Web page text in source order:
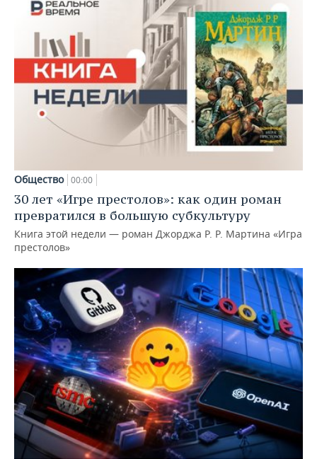
Общество 00:00
30 лет «Игре престолов»: как один роман
превратился в большую субкультуру
Книга этой недели — роман Джорджа Р. Р. Мартина «Игра
престолов»